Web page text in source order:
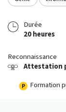
Durée
20 heures
Reconnaissance
Attestation
Formation